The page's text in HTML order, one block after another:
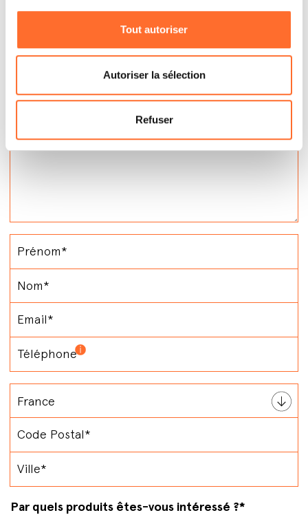
Tout autoriser
Autoriser la sélection
Refuser
Contactez
Par quels produits êtes-vous intéressé ?*